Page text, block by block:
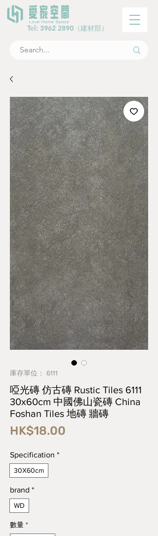
Tel: 3962 2890 （建材部）
庫存單位： 6111
啞光磚 仿古磚 Rustic Tiles 6111
30x60cm 中國佛山瓷磚 China
Foshan Tiles 地磚 牆磚
HK$18.00
Specification *
30X60cm
brand *
WD
數量 *